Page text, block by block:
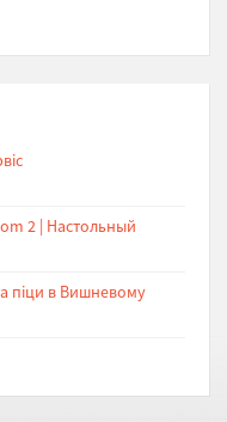
2 | Настольный
піци в Вишневому